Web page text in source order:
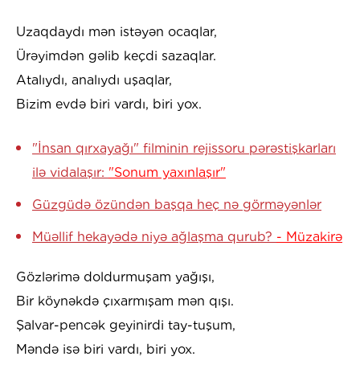
Uzaqdaydı mən istəyən ocaqlar,
Ürəyimdən gəlib keçdi sazaqlar.
Atalıydı, analıydı uşaqlar,
Bizim evdə biri vardı, biri yox.
"İnsan qırxayağı" filminin rejissoru pərəstişkarları
ilə vidalaşır: "Sonum yaxınlaşır"
Güzgüdə özündən başqa heç nə görməyənlər
Müəllif hekayədə niyə ağlaşma qurub? - Müzakirə
Gözlərimə doldurmuşam yağışı,
Bir köynəkdə çıxarmışam mən qışı.
Şalvar-pencək geyinirdi tay-tuşum,
Məndə isə biri vardı, biri yox.